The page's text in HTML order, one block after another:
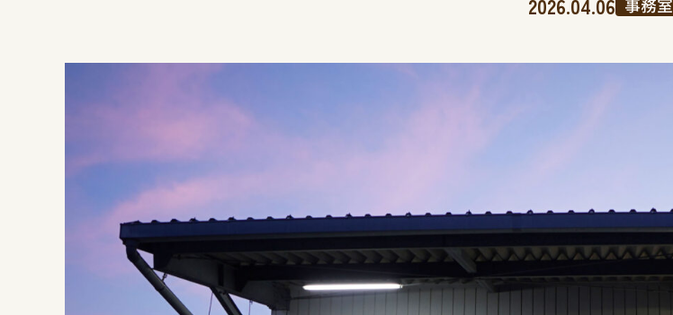
事務室